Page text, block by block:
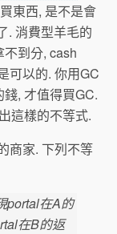
東西, 是不是會
. 消費型羊毛的
到分, cash
可以的. 你用GC
, 才值得買GC.
這樣的不等式.
商家. 下列不等
portal在A的
在B的返